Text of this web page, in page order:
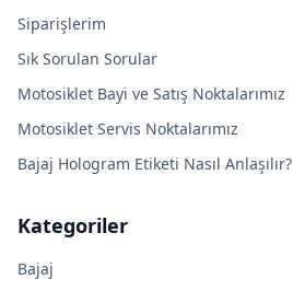
Siparişlerim
Sık Sorulan Sorular
Motosiklet Bayi ve Satış Noktalarımız
Motosiklet Servis Noktalarımız
Bajaj Hologram Etiketi Nasıl Anlaşılır?
Kategoriler
Bajaj